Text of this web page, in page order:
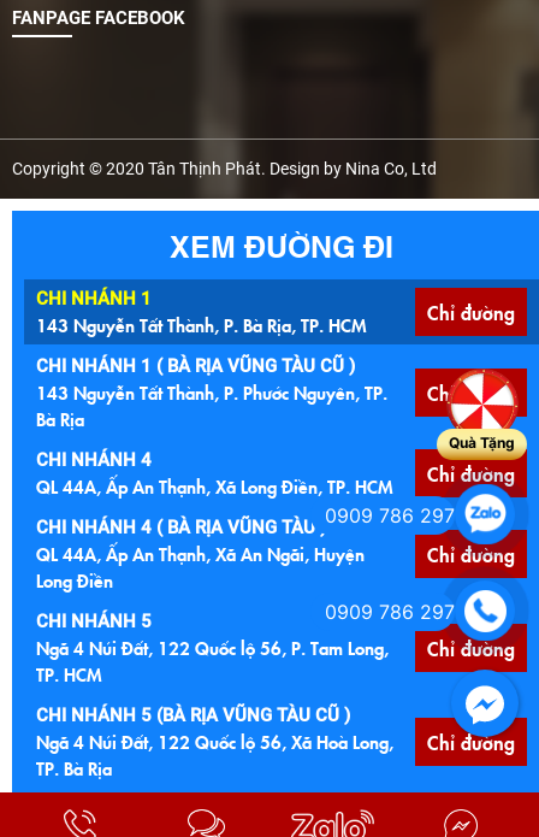
FANPAGE FACEBOOK
Copyright © 2020 Tân Thịnh Phát. Design by Nina Co, Ltd
XEM ĐƯỜNG ĐI
CHI NHÁNH 1
143 Nguyễn Tất Thành, P. Bà Rịa, TP. HCM Chỉ đường
CHI NHÁNH 1 ( BÀ RỊA VŨNG TÀU CŨ )
143 Nguyễn Tất Thành, P. Phước Nguyên, TP.
Bà Rịa
Chỉ đường
CHI NHÁNH 4
QL 44A, Ấp An Thạnh, Xã Long Điền, TP. HCM Chỉ đường
CHI NHÁNH 4 ( BÀ RỊA VŨNG TÀU )
QL 44A, Ấp An Thạnh, Xã An Ngãi, Huyện
Long Điền
Chỉ đường
CHI NHÁNH 5
Ngã 4 Núi Đất, 122 Quốc lộ 56, P. Tam Long,
TP. HCM
Chỉ đường
CHI NHÁNH 5 (BÀ RỊA VŨNG TÀU CŨ )
Ngã 4 Núi Đất, 122 Quốc lộ 56, Xã Hoà Long,
TP. Bà Rịa
Chỉ đường
CHI NHÁNH 6 Chỉ đường
Quà Tặng
0909 786 297
0909 786 297